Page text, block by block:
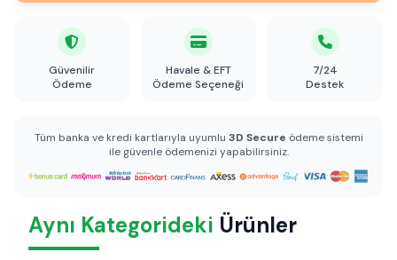
Güvenilir
Ödeme
Havale & EFT
Ödeme Seçeneği
7/24
Destek
Tüm banka ve kredi kartlarıyla uyumlu 3D Secure ödeme sistemi
ile güvenle ödemenizi yapabilirsiniz.
Aynı Kategorideki Ürünler